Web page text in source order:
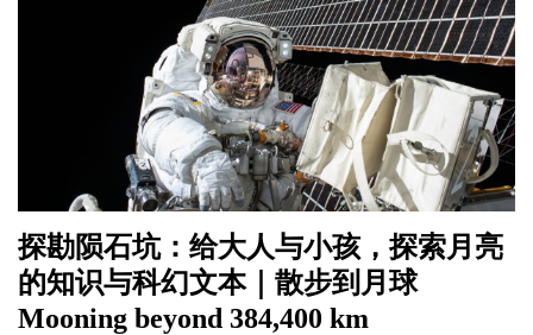
探勘陨石坑：给大人与小孩，探索月亮
的知识与科幻文本｜散步到月球
Mooning beyond 384,400 km